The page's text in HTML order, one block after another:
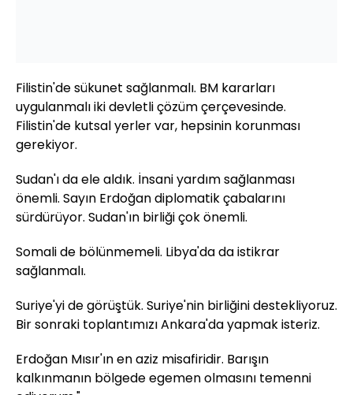
Filistin'de sükunet sağlanmalı. BM kararları
uygulanmalı iki devletli çözüm çerçevesinde.
Filistin'de kutsal yerler var, hepsinin korunması
gerekiyor.
Sudan'ı da ele aldık. İnsani yardım sağlanması
önemli. Sayın Erdoğan diplomatik çabalarını
sürdürüyor. Sudan'ın birliği çok önemli.
Somali de bölünmemeli. Libya'da da istikrar
sağlanmalı.
Suriye'yi de görüştük. Suriye'nin birliğini destekliyoruz.
Bir sonraki toplantımızı Ankara'da yapmak isteriz.
Erdoğan Mısır'ın en aziz misafiridir. Barışın
kalkınmanın bölgede egemen olmasını temenni